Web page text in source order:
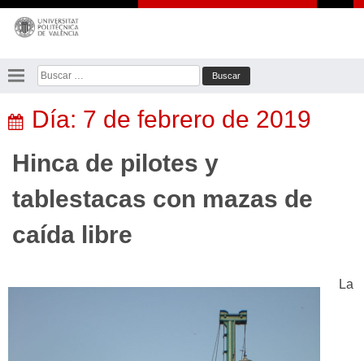
Saltar
contenido
Buscar:
Día: 7 de febrero de 2019
Hinca de pilotes y
tablestacas con mazas de
caída libre
La